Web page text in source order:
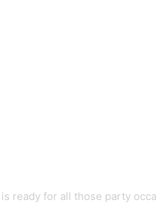
ready for all those party